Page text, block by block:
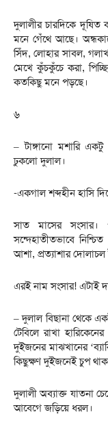
দুলালীর চারদিকে দূষিত
মনে গেঁথে আছে।
সিঁদ, লোহার সাবল,
মেখে কুঁচকুঁচে করা,
কতকিছু মনে পড়ছে।
৬
– টাঙ্গানো মশারি
ঢুকলো দুলাল।
-একগাল শব্দহীন হাসি
সাত মাসের সংসার।
সন্দেহাতীতভাবে
আশা, প্রত্যাশার
এরই নাম সংসার! এটাই
– দুলাল বিছানা থেকে
টেবিলে রাখা
দুইজনের মাঝখানের
কিছুক্ষণ দুইজনেই চুপ
দুলালী অব্যাক্ত যাতনা
আবেগে জড়িয়ে ধরল।